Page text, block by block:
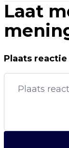
Laat
Plaats reactie